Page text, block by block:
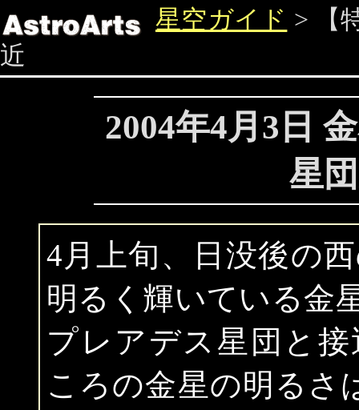
星空ガイド > 【
近
2004年4月3日
星
4月上旬、日没後の
明るく輝いている金
プレアデス星団と
ころの金星の明るさ